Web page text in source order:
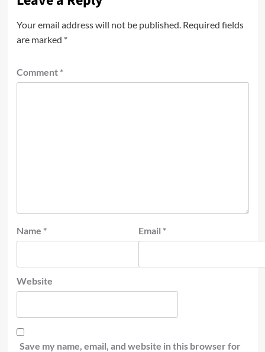
Your email address will not be published. Required fields
are marked *
Comment *
Name * Email *
Website
Save my name, email, and website in this browser for